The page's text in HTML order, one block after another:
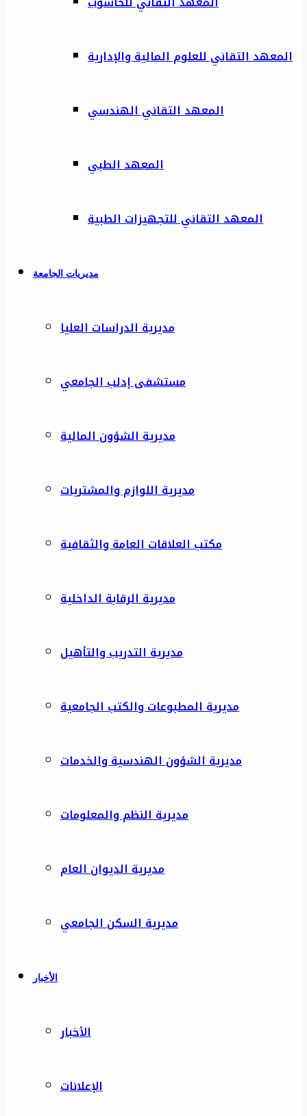
المعهد التقاني للعلوم المالية والإدارية
المعهد التقاني الهندسي
المعهد الطبي
المعهد التقاني للتجهيزات الطبية
مديريات الجامعة
مديرية الدراسات العليا
مستشفى إدلب الجامعي
مديرية الشؤون المالية
مديرية اللوازم والمشتريات
مكتب العلاقات العامة والثقافية
مديرية الرقابة الداخلية
مديرية التدريب والتأهيل
مديرية المطبوعات والكتب الجامعية
مديرية الشؤون الهندسية والخدمات
مديرية النظم والمعلومات
مديرية الديوان العام
مديرية السكن الجامعي
الأخبار
الأخبار
الإعلانات